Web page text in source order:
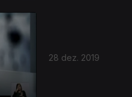
28 dez. 2019